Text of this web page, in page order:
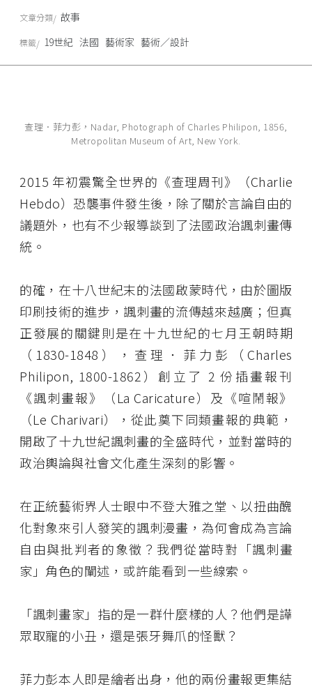
查理．菲力彭，Nadar, Photograph of Charles Philipon, 1856,
Metropolitan Museum of Art, New York.
2015 年初震驚全世界的《查理周刊》（Charlie
Hebdo）恐襲事件發生後，除了關於言論自由的
議題外，也有不少報導談到了法國政治諷刺畫傳
統。
的確，在十八世紀末的法國啟蒙時代，由於圖版
印刷技術的進步，諷刺畫的流傳越來越廣；但真
正發展的關鍵則是在十九世紀的七月王朝時期
（1830-1848），查理．菲力彭（Charles
Philipon, 1800-1862）創立了 2 份插畫報刊
《諷刺畫報》（La Caricature）及《喧鬧報》
（Le Charivari），從此奠下同類畫報的典範，
開啟了十九世紀諷刺畫的全盛時代，並對當時的
政治輿論與社會文化產生深刻的影響。
在正統藝術界人士眼中不登大雅之堂、以扭曲醜
化對象來引人發笑的諷刺漫畫，為何會成為言論
自由與批判者的象徵？我們從當時對「諷刺畫
家」角色的闡述，或許能看到一些線索。
「諷刺畫家」指的是一群什麼樣的人？他們是譁
眾取寵的小丑，還是張牙舞爪的怪獸？
菲力彭本人即是繪者出身，他的兩份畫報更集結
文章分類 故事
標籤 19世紀 法國 藝術家 藝術／設計